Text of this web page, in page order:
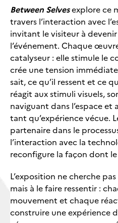
Between Selvesexplore ce
travers l’interaction avec
invitant le visiteur à
l’événement. Chaque
catalyseur : elle stimule le
crée une tension
sait, ce qu’il ressent et ce
réagit aux stimuli visuels,
naviguant dans l’espace et
tant qu’expérience vécue.
partenaire dans le
l’interaction avec la
reconfigure la façon dont
L’exposition ne cherche
mais à le faire ressentir :
mouvement et chaque
construire une expérience